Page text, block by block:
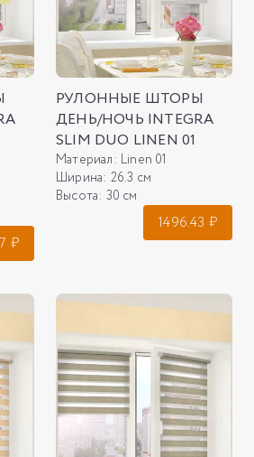
₽
РУЛОННЫЕ ШТОРЫ
ДЕНЬ/НОЧЬ INTEGRA
SLIM DUO LINEN 01
Материал: Linen 01
Ширина: 26.3 см
Высота: 30 см
1496.43 ₽